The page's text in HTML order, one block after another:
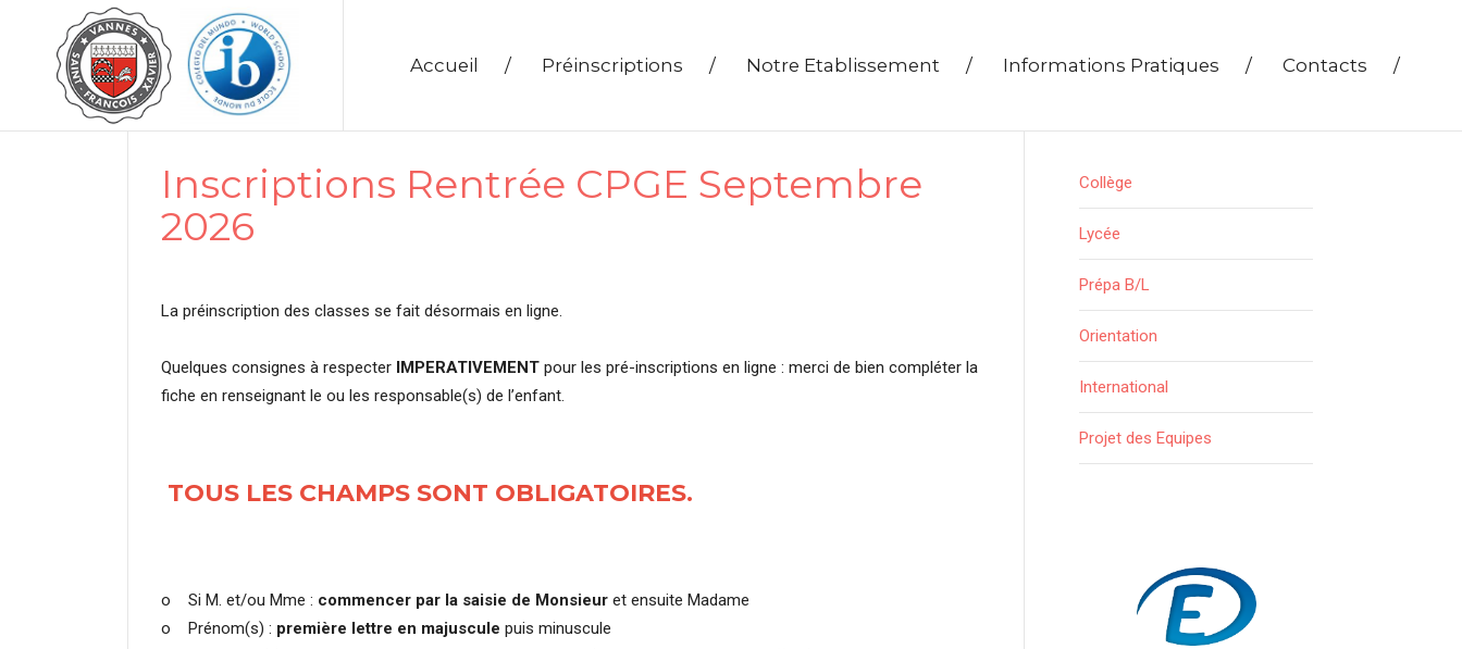
Accueil / Préinscriptions / Notre Etablissement / Informations Pratiques / Contacts /
Inscriptions Rentrée CPGE Septembre
2026
La préinscription des classes se fait désormais en ligne.
Quelques consignes à respecter IMPERATIVEMENT pour les pré-inscriptions en ligne : merci de bien compléter la
fiche en renseignant le ou les responsable(s) de l’enfant.
TOUS LES CHAMPS SONT OBLIGATOIRES.
o Si M. et/ou Mme : commencer par la saisie de Monsieur et ensuite Madame
o Prénom(s) : première lettre en majuscule puis minuscule
Collège
Lycée
Prépa B/L
Orientation
International
Projet des Equipes